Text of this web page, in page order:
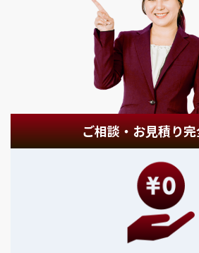
ご相談・お見積り